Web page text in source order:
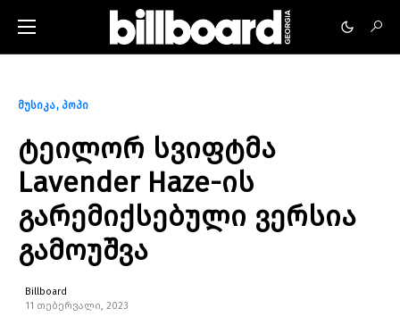
მუსიკა პოპი
ტეილორ სვიფტმა
Lavender Haze-ის
გარემიქსებული ვერსია
გამოუშვა
Billboard
11 თებერვალი, 2023